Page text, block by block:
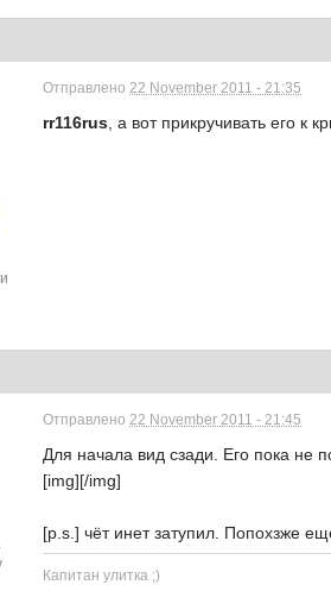
Отправлено 22 November 2011 - 21:35
rr116rus , а вот прикручивать его к
Отправлено 22 November 2011 - 21:45
Для начала вид сзади. Его пока не
[img][/img]
[p.s.] чёт инет затупил. Попохзже
Капитан улитка ;)